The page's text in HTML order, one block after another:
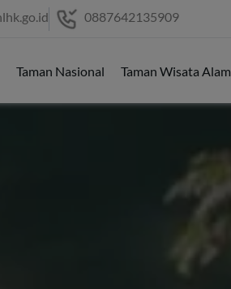
0887642135909
Taman Nasional Taman Wisata Alam